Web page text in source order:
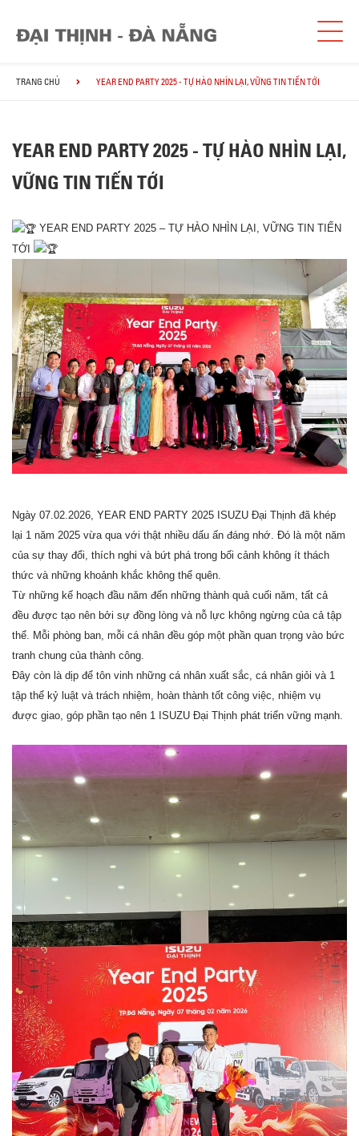
TRANG CHỦ YEAR END PARTY 2025 - TỰ HÀO NHÌN LẠI, VỮNG TIN TIẾN TỚI
YEAR END PARTY 2025 - TỰ HÀO NHÌN LẠI,
VỮNG TIN TIẾN TỚI
YEAR END PARTY 2025 – TỰ HÀO NHÌN LẠI, VỮNG TIN TIẾN
TỚI
Ngày 07.02.2026, YEAR END PARTY 2025 ISUZU Đại Thịnh đã khép
lại 1 năm 2025 vừa qua với thật nhiều dấu ấn đáng nhớ. Đó là một năm
của sự thay đổi, thích nghi và bứt phá trong bối cảnh không ít thách
thức và những khoảnh khắc không thể quên.
Từ những kế hoạch đầu năm đến những thành quả cuối năm, tất cả
đều được tạo nên bởi sự đồng lòng và nỗ lực không ngừng của cả tập
thể. Mỗi phòng ban, mỗi cá nhân đều góp một phần quan trọng vào bức
tranh chung của thành công.
Đây còn là dịp để tôn vinh những cá nhân xuất sắc, cá nhân giỏi và 1
tập thể kỷ luật và trách nhiệm, hoàn thành tốt công việc, nhiệm vụ
được giao, góp phần tạo nên 1 ISUZU Đại Thịnh phát triển vững mạnh.